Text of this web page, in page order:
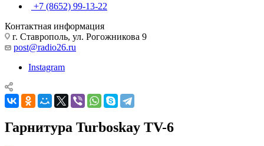
+7 (8652) 99-13-22
Контактная информация
г. Ставрополь, ул. Рогожникова 9
post@radio26.ru
Instagram
Гарнитура Turboskay TV-6